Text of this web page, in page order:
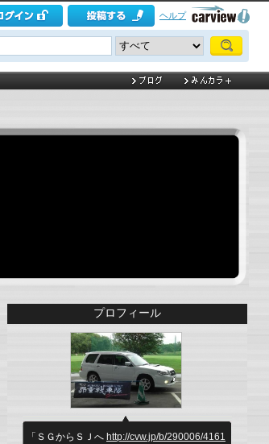
ヘルプ
プロフィール
「ＳＧからＳＪへ http://cvw.jp/b/290006/4161